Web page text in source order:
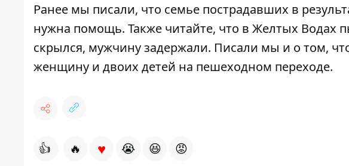
Ранее мы писали, что семье пострадавших в
нужна помощь. Также читайте, что в Желтых Водах
скрылся, мужчину задержали. Писали мы и о том,
женщину и двоих детей на пешеходном переходе.
👍 🔥 ♥ 😭 😆 😡